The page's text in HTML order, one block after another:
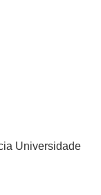
Universidade